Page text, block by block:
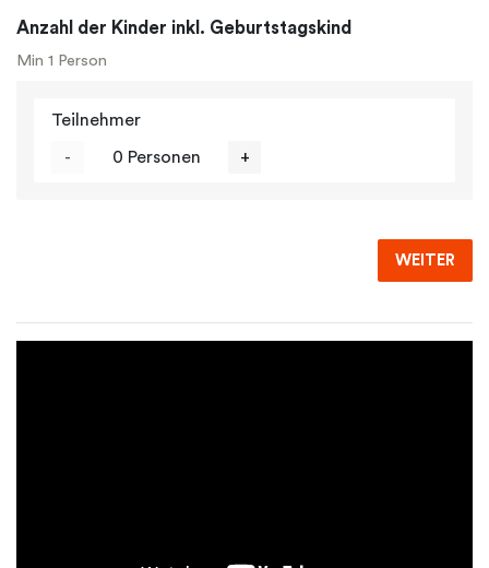
Anzahl der Kinder inkl. Geburtstagskind
Min 1 Person
Teilnehmer
- 0 Personen +
WEITER